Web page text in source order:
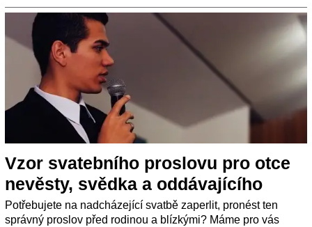
Vzor svatebního proslovu pro otce
nevěsty, svědka a oddávajícího
Potřebujete na nadcházející svatbě zaperlit, pronést ten
správný proslov před rodinou a blízkými? Máme pro vás